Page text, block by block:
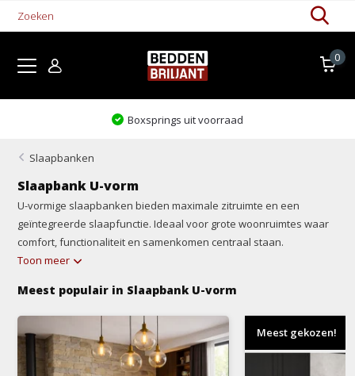
0
Boxsprings uit voorraad
Slaapbanken
Slaapbank U-vorm
U-vormige slaapbanken bieden maximale zitruimte en een
geïntegreerde slaapfunctie. Ideaal voor grote woonruimtes waar
comfort, functionaliteit en samenkomen centraal staan.
Toon meer
Meest populair in Slaapbank U-vorm
Meest gekozen!